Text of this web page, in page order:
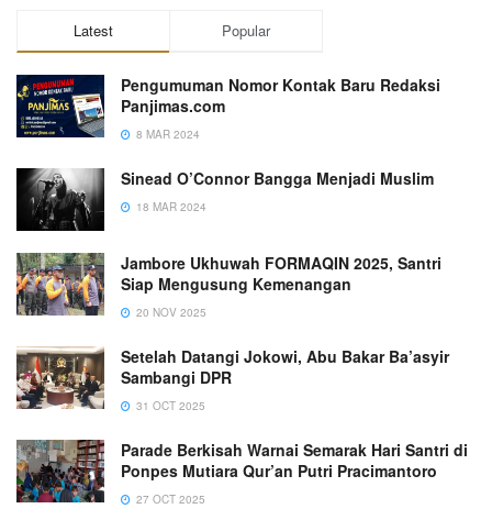
Latest Popular
Pengumuman Nomor Kontak Baru Redaksi
Panjimas.com
8 MAR 2024
Sinead O’Connor Bangga Menjadi Muslim
18 MAR 2024
Jambore Ukhuwah FORMAQIN 2025, Santri
Siap Mengusung Kemenangan
20 NOV 2025
Setelah Datangi Jokowi, Abu Bakar Ba’asyir
Sambangi DPR
31 OCT 2025
Parade Berkisah Warnai Semarak Hari Santri di
Ponpes Mutiara Qur’an Putri Pracimantoro
27 OCT 2025